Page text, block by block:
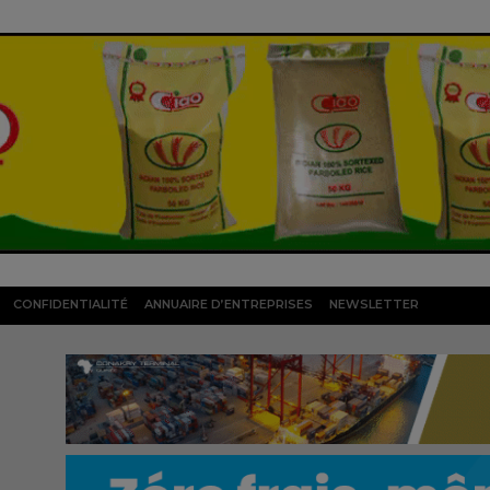
CONFIDENTIALITÉ ANNUAIRE D’ENTREPRISES NEWSLETTER